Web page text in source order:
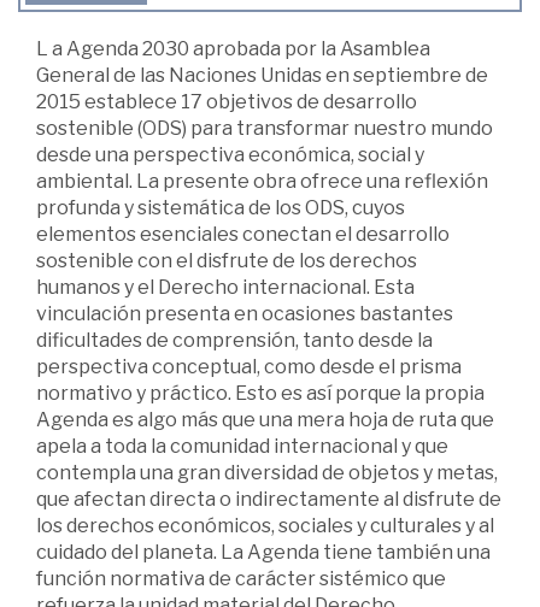
L a Agenda 2030 aprobada por la Asamblea
General de las Naciones Unidas en septiembre de
2015 establece 17 objetivos de desarrollo
sostenible (ODS) para transformar nuestro mundo
desde una perspectiva económica, social y
ambiental. La presente obra ofrece una reflexión
profunda y sistemática de los ODS, cuyos
elementos esenciales conectan el desarrollo
sostenible con el disfrute de los derechos
humanos y el Derecho internacional. Esta
vinculación presenta en ocasiones bastantes
dificultades de comprensión, tanto desde la
perspectiva conceptual, como desde el prisma
normativo y práctico. Esto es así porque la propia
Agenda es algo más que una mera hoja de ruta que
apela a toda la comunidad internacional y que
contempla una gran diversidad de objetos y metas,
que afectan directa o indirectamente al disfrute de
los derechos económicos, sociales y culturales y al
cuidado del planeta. La Agenda tiene también una
función normativa de carácter sistémico que